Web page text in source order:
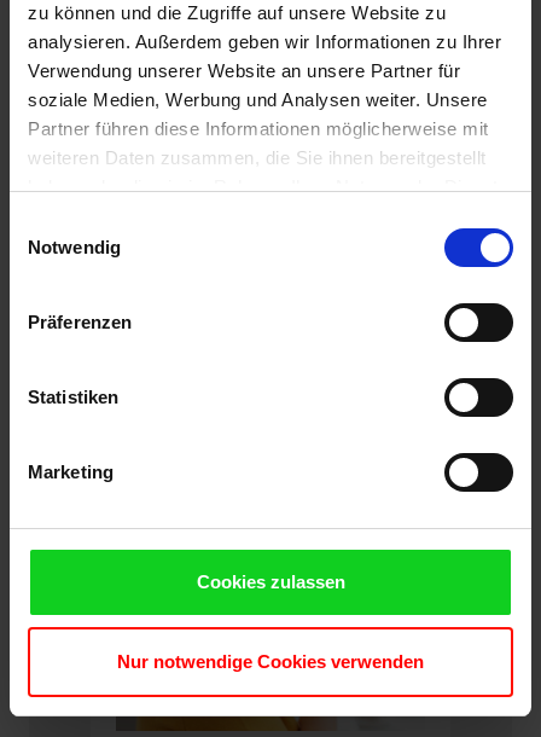
zu können und die Zugriffe auf unsere Website zu
analysieren. Außerdem geben wir Informationen zu Ihrer
Verwendung unserer Website an unsere Partner für
soziale Medien, Werbung und Analysen weiter. Unsere
Partner führen diese Informationen möglicherweise mit
weiteren Daten zusammen, die Sie ihnen bereitgestellt
haben oder die sie im Rahmen Ihrer Nutzung der Dienste
Cookies, wenn Sie unsere Webseite weiterhin nutzen.
Notwendig
Präferenzen
Statistiken
Marketing
Cookies zulassen
Nur notwendige Cookies verwenden
Spezifikation
Lieferumfang
Sprache
2019